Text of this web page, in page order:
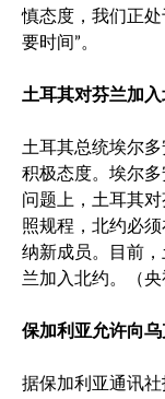
慎态度，我们正
要时间”。
土耳其对芬兰加
土耳其总统埃尔
积极态度。埃尔
问题上，土耳其
照规程，北约必
纳新成员。目前
兰加入北约。（央
保加利亚允许向
据保加利亚通讯